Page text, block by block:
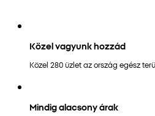
Közel vagyunk hozzád
Közel 280 üzlet az ország egész
Mindig alacsony árak